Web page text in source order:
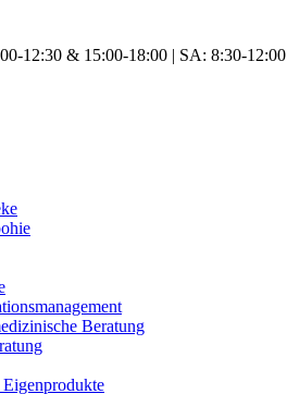
12:30 & 15:00-18:00 | SA: 8:30-12:00
Beratung
Eigenprodukte